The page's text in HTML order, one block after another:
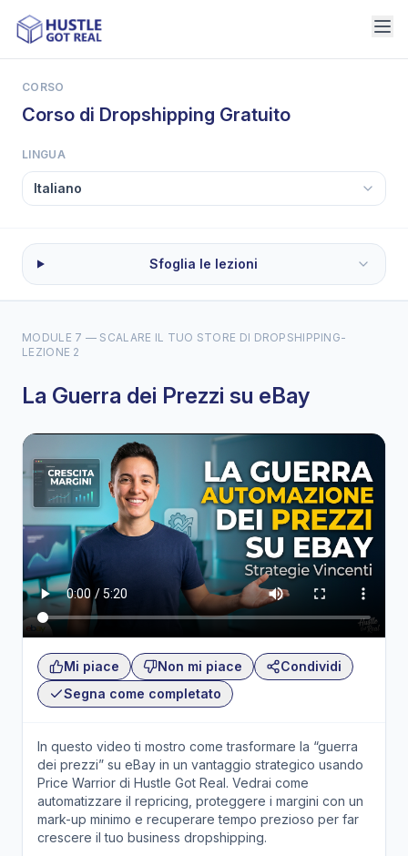
CORSO
Corso di Dropshipping Gratuito
LINGUA
Sfoglia le lezioni
MODULE 7 — SCALARE IL TUO STORE DI DROPSHIPPING-
LEZIONE 2
La Guerra dei Prezzi su eBay
Mi piace Non mi piace
Condividi
Segna come completato
In questo video ti mostro come trasformare la “guerra
dei prezzi” su eBay in un vantaggio strategico usando
Price Warrior di Hustle Got Real. Vedrai come
automatizzare il repricing, proteggere i margini con un
mark-up minimo e recuperare tempo prezioso per far
crescere il tuo business dropshipping.